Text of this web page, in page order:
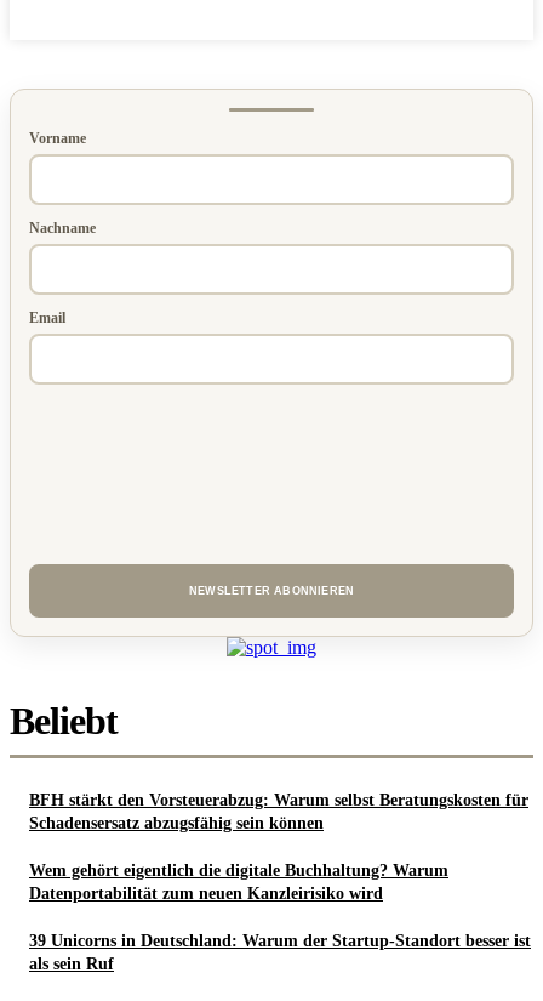
Vorname
Nachname
Email
Beliebt
BFH stärkt den Vorsteuerabzug: Warum selbst Beratungskosten für
Schadensersatz abzugsfähig sein können
Wem gehört eigentlich die digitale Buchhaltung? Warum
Datenportabilität zum neuen Kanzleirisiko wird
39 Unicorns in Deutschland: Warum der Startup-Standort besser ist
als sein Ruf